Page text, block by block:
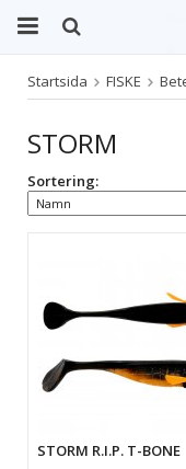
Startsida FISKE
STORM
Sortering:
STORM R.I.P. T-BONE